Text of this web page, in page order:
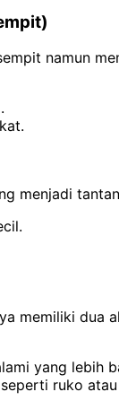
namun
menjadi
memiliki dua
yang lebih
ruko